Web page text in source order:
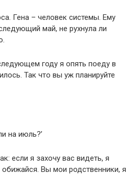
Гена – человек системы. Ему
май, не рухнула ли
году я опять поеду в
Так что вы уж планируйте
на июль?’
если я захочу вас видеть, я
Вы мои родственники, я